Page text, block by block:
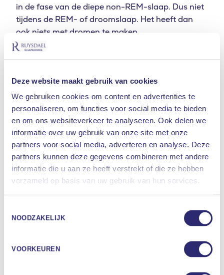
Deze website maakt gebruik van cookies
We gebruiken cookies om content en advertenties te
personaliseren, om functies voor social media te bieden
en om ons websiteverkeer te analyseren. Ook delen we
informatie over uw gebruik van onze site met onze
partners voor social media, adverteren en analyse. Deze
partners kunnen deze gegevens combineren met andere
informatie die u aan ze heeft verstrekt of die ze hebben
verzameld op basis van uw gebruik van hun services.
NOODZAKELIJK
VOORKEUREN
Waar bent u naar op zoek
in de fase van de diepe non-REM-slaap. Dus niet
tijdens de REM- of droomslaap. Het heeft dan
ook niets met dromen te maken.
Slaapwandelen kan komen door angst en
gebruik van alcohol, verdovende middelen en
en psychische stoornissen oorzaak zijn van
slaapwandelen. Tijdens het slapen kan een
slaapwandelaar gaan zitten en wakker lijken,
opstaan en rondlopen, items verplaatsen of
zichzelf uitkleden. Hierdoor zullen
slaapwandelaars ook in de war raken wanneer ze
echt ontwaken. Slaapwandelen kan ook
een persoon uit zijn slaap ontwaakt en in een
verwarde toestand blijft. Meestal blijft de persoon